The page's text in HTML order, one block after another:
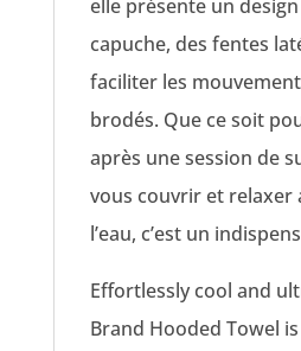
elle présente un
capuche, des fentes
faciliter les
brodés. Que ce soit
après une session de
vous couvrir et relaxer
l’eau, c’est un
Effortlessly cool and
Brand Hooded Towel